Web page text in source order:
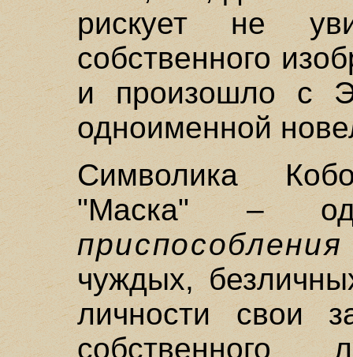
рискует не
собственного
и произошло с
одноименной
Символика
"Маска" –
приспособления
чуждых,
личности свои
собственного